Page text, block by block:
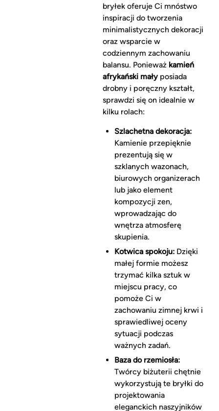
bryłek oferuje Ci mnóstwo
inspiracji do tworzenia
minimalistycznych dekoracji
oraz wsparcie w
codziennym zachowaniu
balansu. Ponieważ kamień
afrykański małyposiada
drobny i poręczny kształt,
sprawdzi się on idealnie w
kilku rolach:
Szlachetna dekoracja:
Kamienie przepięknie
prezentują się w
szklanych wazonach,
biurowych organizerach
lub jako element
kompozycji zen,
wprowadzając do
wnętrza atmosferę
skupienia.
Kotwica spokoju:Dzięki
małej formie możesz
trzymać kilka sztuk w
miejscu pracy, co
pomoże Ci w
zachowaniu zimnej krwi i
sprawiedliwej oceny
sytuacji podczas
ważnych zadań.
Baza do rzemiosła:
Twórcy biżuterii chętnie
wykorzystują te bryłki do
projektowania
eleganckich naszyjników